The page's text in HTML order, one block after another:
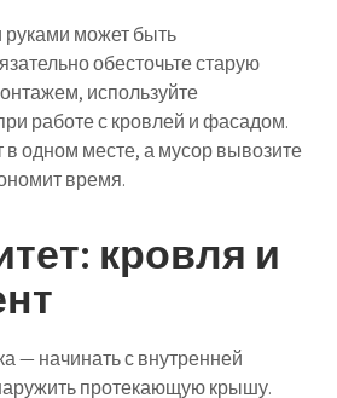
может быть
обесточьте старую
используйте
работе с кровлей и фасадом.
в одном месте, а мусор вывозите
время.
кровля и
— начинать с внутренней
протекающую крышу.